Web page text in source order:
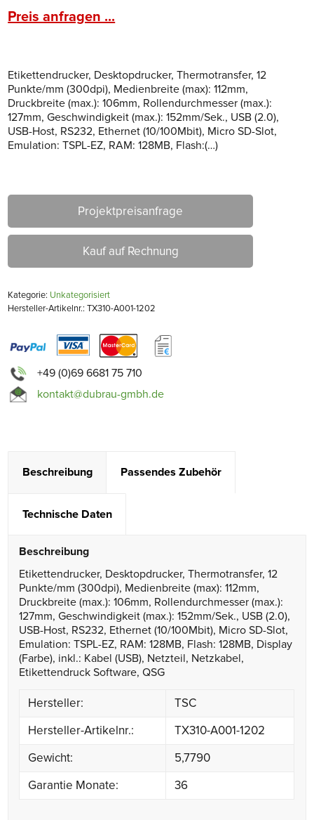
Preis anfragen ...
Etikettendrucker, Desktopdrucker, Thermotransfer, 12
Punkte/mm (300dpi), Medienbreite (max): 112mm,
Druckbreite (max.): 106mm, Rollendurchmesser (max.):
127mm, Geschwindigkeit (max.): 152mm/Sek., USB (2.0),
USB-Host, RS232, Ethernet (10/100Mbit), Micro SD-Slot,
Emulation: TSPL-EZ, RAM: 128MB, Flash:(…)
Projektpreisanfrage
Kauf auf Rechnung
Kategorie: Unkategorisiert
Hersteller-Artikelnr.: TX310-A001-1202
+49 (0)69 6681 75 710
kontakt@dubrau-gmbh.de
Beschreibung Passendes Zubehör
Technische Daten
Beschreibung
Etikettendrucker, Desktopdrucker, Thermotransfer, 12
Punkte/mm (300dpi), Medienbreite (max): 112mm,
Druckbreite (max.): 106mm, Rollendurchmesser (max.):
127mm, Geschwindigkeit (max.): 152mm/Sek., USB (2.0),
USB-Host, RS232, Ethernet (10/100Mbit), Micro SD-Slot,
Emulation: TSPL-EZ, RAM: 128MB, Flash: 128MB, Display
(Farbe), inkl.: Kabel (USB), Netzteil, Netzkabel,
Etikettendruck Software, QSG
Hersteller:
TSC
Hersteller-Artikelnr.:
TX310-A001-1202
Gewicht:
5,7790
Garantie Monate:
36